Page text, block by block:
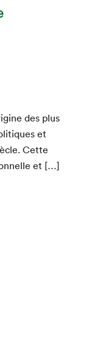
des plus
et
Cette
et […]